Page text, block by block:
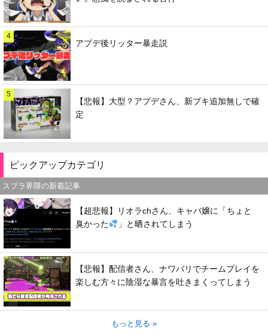
4
アプデ後リッター暴走説
5
【悲報】大型？アプデさん、新ブキ追加無しで確
定
ピックアップカテゴリ
スプラ界隈の新着記事
【超悲報】リオラchさん、キャバ嬢に「ちょと
臭かった
」と晒されてしまう
【悲報】配信者さん、ナワバリでチームプレイを
楽しむ方々に陰湿な暴言を吐きまくってしまう
もっと見る »